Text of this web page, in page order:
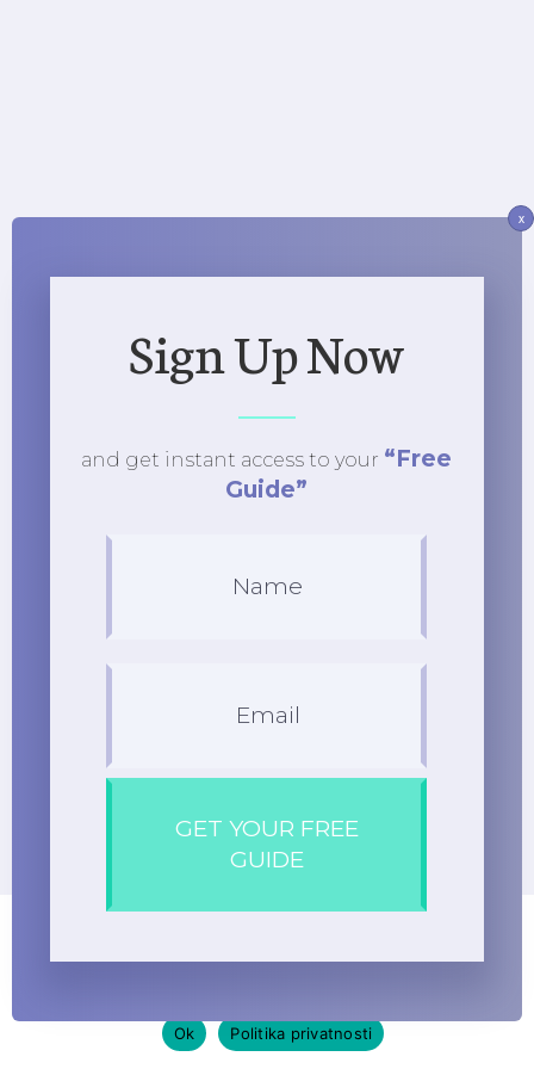
Sign Up Now
and get instant access toyour “Free
Guide”
GET YOUR FREE
GUIDE
x
Ok
Politika privatnosti